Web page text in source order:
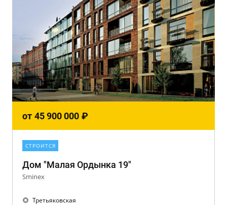
от 45 900 000 ₽
СТРОИТСЯ
Дом "Малая Ордынка 19"
Sminex
Третьяковская